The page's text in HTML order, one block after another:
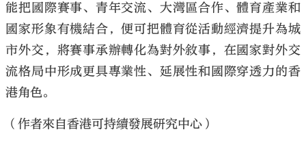
能把國際賽事、青年交流、大灣區合作、體育產業和
國家形象有機結合，便可把體育從活動經濟提升為城
市外交，將賽事承辦轉化為對外敘事，在國家對外交
流格局中形成更具專業性、延展性和國際穿透力的香
港角色。
（作者來自香港可持續發展研究中心）